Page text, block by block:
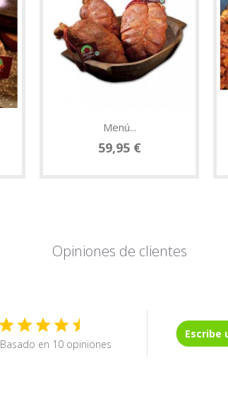
Menú...
59,95 €
Opiniones de clientes
Basado en 10 opiniones
Escribe